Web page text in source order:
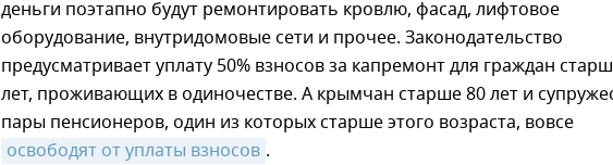
деньги поэтапно будут ремонтировать кровлю, фасад, лифтовое
оборудование, внутридомовые сети и прочее. Законодательство
предусматривает уплату 50% взносов за капремонт для граждан
лет, проживающих в одиночестве. А крымчан старше 80 лет и
пары пенсионеров, один из которых старше этого возраста, вовсе
освободят от уплаты взносов .